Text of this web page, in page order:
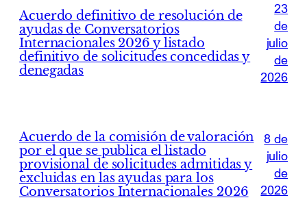
Acuerdo definitivo de resolución de
ayudas de Conversatorios
Internacionales 2026 y listado
definitivo de solicitudes concedidas y
denegadas
23
de
julio
de
2026
Acuerdo de la comisión de valoración
por el que se publica el listado
provisional de solicitudes admitidas y
excluidas en las ayudas para los
Conversatorios Internacionales 2026
8 de
julio
de
2026